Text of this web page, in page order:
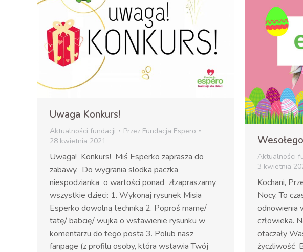
Uwaga Konkurs!
Aktualności fundacji Przez Fundacja Espero
28 kwietnia 2021
Uwaga! Konkurs! Miś Esperko zaprasza do
zabawy. Do wygrania slodka paczka
niespodzianka o wartości ponad złzapraszamy
wszystkie dzieci: 1. Wykonaj rysunek Misia
Esperko dowolną techniką 2. Poproś mamę/
tatę/ babcię/ wujka o wstawienie rysunku w
komentarzu do tego posta 3. Polub nasz
fanpage (z profilu osoby, która wstawia Twój
Aktualności
3 kwietnia
Kochani,
Nocy. To
odnowienia
człowieka.
otaczały
życzliwość